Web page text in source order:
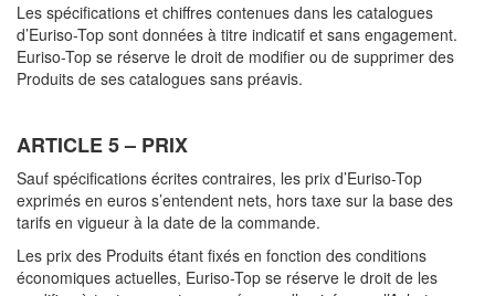
Les spécifications et chiffres contenues dans les catalogues
d’Euriso-Top sont données à titre indicatif et sans engagement.
Euriso-Top se réserve le droit de modifier ou de supprimer des
Produits de ses catalogues sans préavis.
ARTICLE 5 – PRIX
Sauf spécifications écrites contraires, les prix d’Euriso-Top
exprimés en euros s’entendent nets, hors taxe sur la base des
tarifs en vigueur à la date de la commande.
Les prix des Produits étant fixés en fonction des conditions
économiques actuelles, Euriso-Top se réserve le droit de les